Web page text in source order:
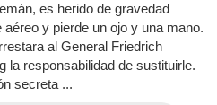
es herido de gravedad
y pierde un ojo y una mano.
al General Friedrich
la responsabilidad de sustituirle.
secreta ...